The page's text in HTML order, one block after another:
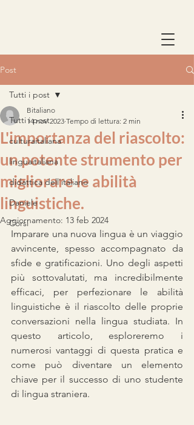
Post
Tutti i post
culturaitaliana
linguaitaliana
didattica dell'italiano
Daniele
Corsi
Tutti i post
L'importanza del riascolto:
un potente strumento per
migliorare le abilità
linguistiche.
Bitaliano
14 nov 2023 Tempo di lettura: 2 min
Aggiornamento: 13 feb 2024
Imparare una nuova lingua è un viaggio
avvincente, spesso accompagnato da
sfide e gratificazioni. Uno degli aspetti
più sottovalutati, ma incredibilmente
efficaci, per perfezionare le abilità
linguistiche è il riascolto delle proprie
conversazioni nella lingua studiata. In
questo articolo, esploreremo i
numerosi vantaggi di questa pratica e
come può diventare un elemento
chiave per il successo di uno studente
di lingua straniera.